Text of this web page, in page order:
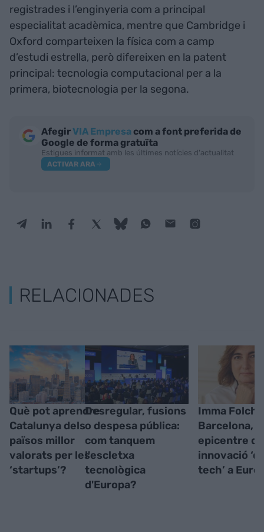
registrades i l’enginyeria com a principal
especialitat acadèmica, mentre que Cambridge i
Oxford comparteixen la física com a camp
d’estudi estrella, però difereixen en la patent
principal: tecnologia computacional per a la
primera, biotecnologia per la segona.
AfegirVIA Empresa com a font preferida de
Google de forma gratuïta
Estigues informat amb les últimes notícies d'actualitat
ACTIVAR ARA
RELACIONADES
Què pot aprendre
Catalunya dels
països millor
valorats per les
‘startups’?
Desregular, fusions
o despesa pública:
com tanquem
l'escletxa
tecnològica
d'Europa?
Imma Folch
Barcelona,
epicentre
innovació
tech’ a